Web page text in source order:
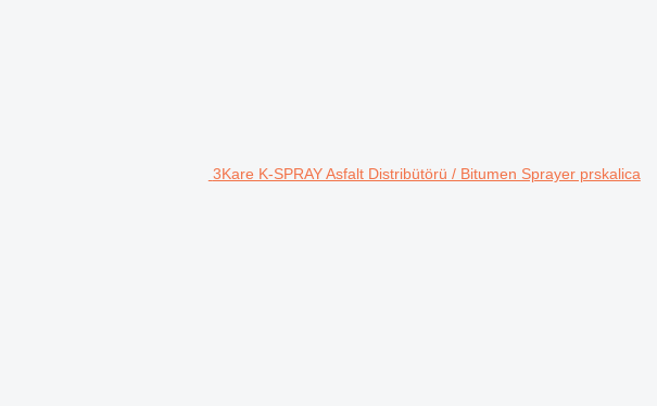
3Kare K-SPRAY Asfalt Distribütörü / Bitumen Sprayer prskalica